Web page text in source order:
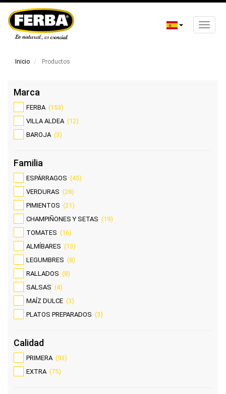
Toggle
Inicio Productos
Marca
FERBA (153)
VILLA ALDEA (12)
BAROJA (3)
Familia
ESPÁRRAGOS (45)
VERDURAS (28)
PIMIENTOS (21)
CHAMPIÑONES Y SETAS (19)
TOMATES (16)
ALMÍBARES (13)
LEGUMBRES (8)
RALLADOS (8)
SALSAS (4)
MAÍZ DULCE (3)
PLATOS PREPARADOS (3)
Calidad
PRIMERA (93)
EXTRA (75)